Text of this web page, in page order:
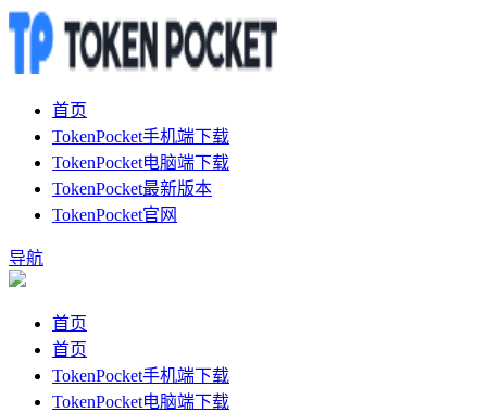
首页
TokenPocket手机端下载
TokenPocket电脑端下载
TokenPocket最新版本
TokenPocket官网
导航
首页
首页
TokenPocket手机端下载
TokenPocket电脑端下载